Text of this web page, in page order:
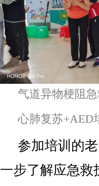
气道异物梗阻
心肺复苏+AED
参加培训的
一步了解应急救